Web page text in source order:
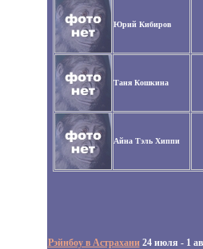
Юрий Кибиров
Таня Кошкина
Айна Тэль Хиппи
Рэйнбоу в Астрахани24 июля - 1